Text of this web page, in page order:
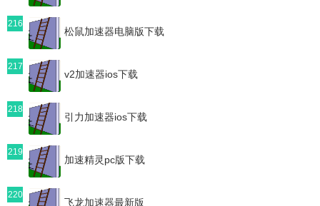
216
松鼠加速器电脑版下载
217
v2加速器ios下载
218
引力加速器ios下载
219
加速精灵pc版下载
220
飞龙加速器最新版